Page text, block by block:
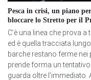
Pesca in crisi, un piano
bloccare lo Stretto per il
C’è una linea che prova
ed è quella tracciata
barche restano ferme nei
prende forma un
guarda oltre l’immediato.